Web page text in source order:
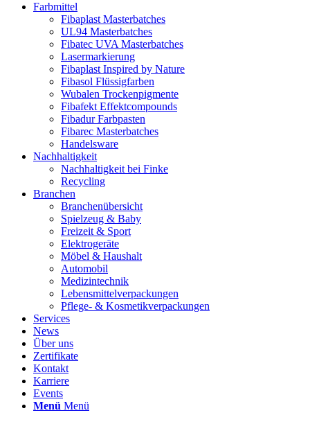
Farbmittel
Fibaplast Masterbatches
UL94 Masterbatches
Fibatec UVA Masterbatches
Lasermarkierung
Fibaplast Inspired by Nature
Fibasol Flüssigfarben
Wubalen Trockenpigmente
Fibafekt Effektcompounds
Fibadur Farbpasten
Fibarec Masterbatches
Handelsware
Nachhaltigkeit
Nachhaltigkeit bei Finke
Recycling
Branchen
Branchenübersicht
Spielzeug & Baby
Freizeit & Sport
Elektrogeräte
Möbel & Haushalt
Automobil
Medizintechnik
Lebensmittelverpackungen
Pflege- & Kosmetikverpackungen
Services
News
Über uns
Zertifikate
Kontakt
Karriere
Events
Menü Menü